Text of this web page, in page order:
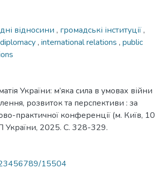
відносини , громадські інституції,
, international relations , public
України: м’яка сила в умовах війни
розвиток та перспективи : за
практичної конференції (м. Київ, 10
України, 2025. С. 328-329.
15504